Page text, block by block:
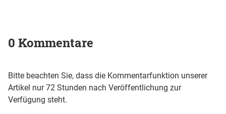
0 Kommentare
Bitte beachten Sie, dass die Kommentarfunktion unserer
Artikel nur 72 Stunden nach Veröffentlichung zur
Verfügung steht.